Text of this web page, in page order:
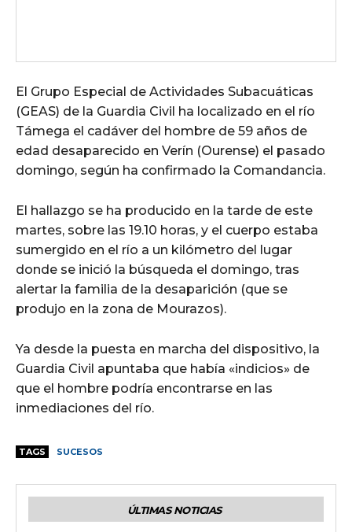
El Grupo Especial de Actividades Subacuáticas
(GEAS) de la Guardia Civil ha localizado en el río
Támega el cadáver del hombre de 59 años de
edad desaparecido en Verín (Ourense) el pasado
domingo, según ha confirmado la Comandancia.
El hallazgo se ha producido en la tarde de este
martes, sobre las 19.10 horas, y el cuerpo estaba
sumergido en el río a un kilómetro del lugar
donde se inició la búsqueda el domingo, tras
alertar la familia de la desaparición (que se
produjo en la zona de Mourazos).
Ya desde la puesta en marcha del dispositivo, la
Guardia Civil apuntaba que había «indicios» de
que el hombre podría encontrarse en las
inmediaciones del río.
TAGS SUCESOS
ÚLTIMAS NOTICIAS